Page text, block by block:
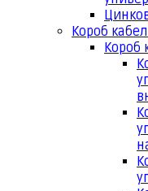
Короб
Короб